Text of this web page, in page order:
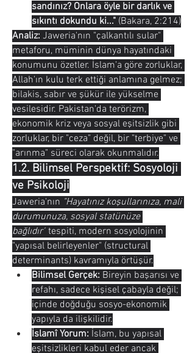
sandınız? Onlara öyle bir darlık ve
sıkıntı dokundu ki..." (Bakara, 2:214)
Analiz: Jaweria'nın "çalkantılı sular"
metaforu, müminin dünya hayatındaki
konumunu özetler. İslam'a göre zorluklar,
Allah'ın kulu terk ettiği anlamına gelmez;
bilakis, sabır ve şükür ile yükselme
vesilesidir. Pakistan'da terörizm,
ekonomik kriz veya sosyal eşitsizlik gibi
zorluklar, bir "ceza" değil, bir "terbiye" ve
"arınma" süreci olarak okunmalıdır.
1.2. Bilimsel Perspektif: Sosyoloji
ve Psikoloji
Jaweria'nın "Hayatınız koşullarınıza, mali
durumunuza, sosyal statünüze
bağlıdır" tespiti, modern sosyolojinin
"yapısal belirleyenler" (structural
determinants) kavramıyla örtüşür.
Bilimsel Gerçek: Bireyin başarısı ve
refahı, sadece kişisel çabayla değil;
içinde doğduğu sosyo-ekonomik
yapıyla da ilişkilidir.
İslamî Yorum: İslam, bu yapısal
eşitsizlikleri kabul eder ancak